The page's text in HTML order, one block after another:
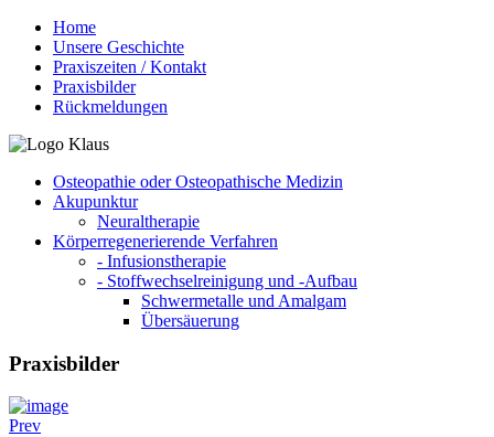
Home
Unsere Geschichte
Praxiszeiten / Kontakt
Praxisbilder
Rückmeldungen
Osteopathie oder Osteopathische Medizin
Akupunktur
Neuraltherapie
Körperregenerierende Verfahren
- Infusionstherapie
- Stoffwechselreinigung und -Aufbau
Schwermetalle und Amalgam
Übersäuerung
Praxisbilder
Prev